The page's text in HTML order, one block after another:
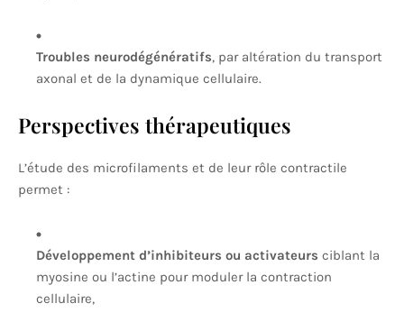
Troubles neurodégénératifs, par altération du transport
axonal et de la dynamique cellulaire.
Perspectives thérapeutiques
L’étude des microfilaments et de leur rôle contractile
permet :
Développement d’inhibiteurs ou activateurs ciblant la
myosine ou l’actine pour moduler la contraction
cellulaire,